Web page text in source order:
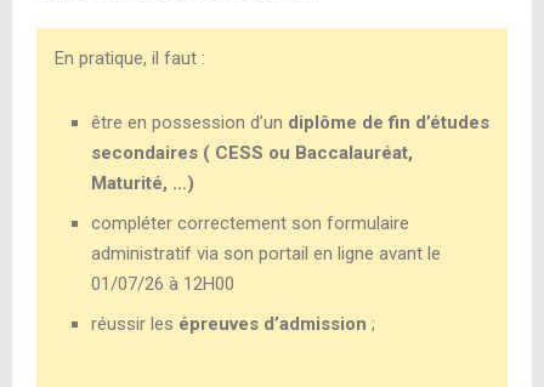
En pratique, il faut :
être en possession d’un diplôme de fin d’études
secondaires ( CESS ou Baccalauréat,
Maturité, …)
compléter correctement son formulaire
administratif via son portail en ligne avant le
01/07/26 à 12H00
réussir les épreuves d’admission ;